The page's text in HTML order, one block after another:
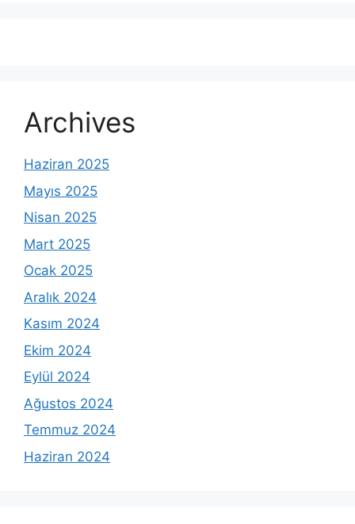
Archives
Haziran 2025
Mayıs 2025
Nisan 2025
Mart 2025
Ocak 2025
Aralık 2024
Kasım 2024
Ekim 2024
Eylül 2024
Ağustos 2024
Temmuz 2024
Haziran 2024